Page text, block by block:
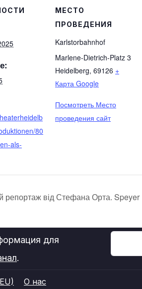
80
als-
МЕСТО
ПРОВЕДЕНИЯ
Karlstorbahnhof
Marlene-Dietrich-Platz 3
Heidelberg, 69126 +
Карта Google
Посмотреть Место
проведения сайт
репортаж від Стефана Орта. Speyer
для
.
О нас